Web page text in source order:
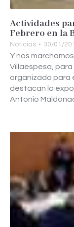
Actividades
Febrero en la
Noticias 30/01/
Y nos
Villaespesa,
organizado para
destacan la
Antonio